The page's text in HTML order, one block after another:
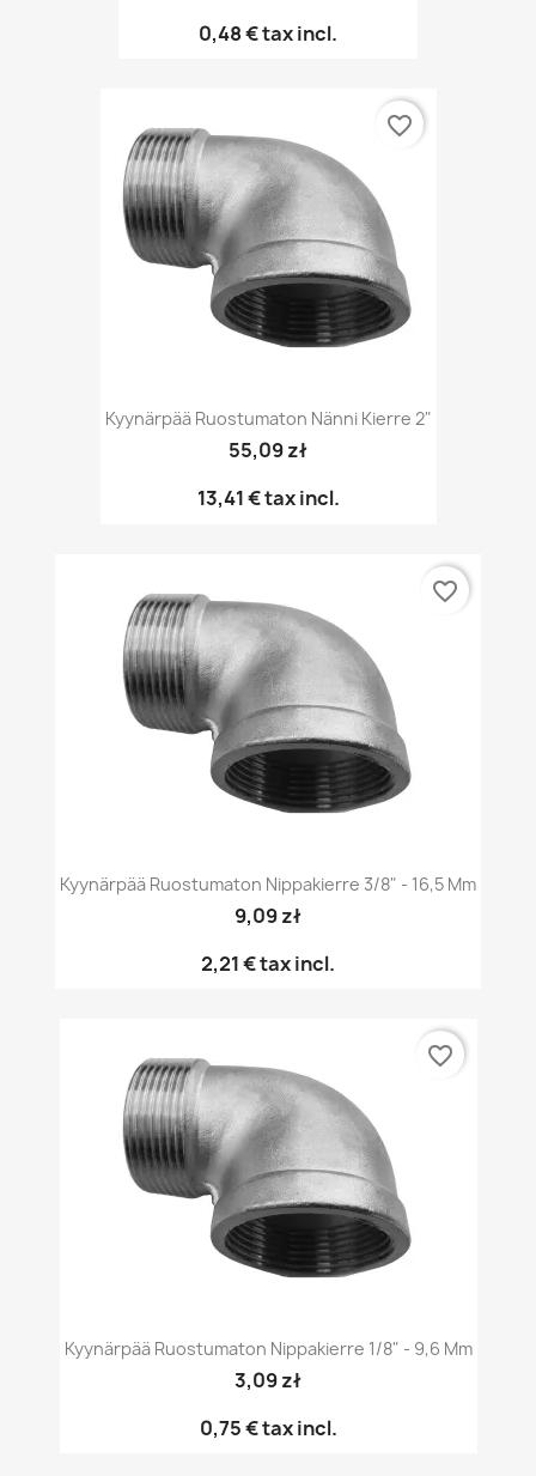
0,48 €tax incl.
Kyynärpää Ruostumaton Nänni Kierre 2"
55,09 zł
13,41 €tax incl.
favorite_border
Kyynärpää Ruostumaton Nippakierre 3/8" - 16,5 Mm
9,09 zł
2,21 €tax incl.
favorite_border
Kyynärpää Ruostumaton Nippakierre 1/8" - 9,6 Mm
3,09 zł
0,75 €tax incl.
favorite_border